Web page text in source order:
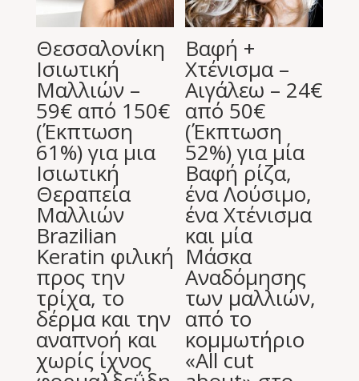
Θεσσαλονίκη
Ισιωτική
Μαλλιών –
59€ από 150€
(Έκπτωση
61%) για μια
Ισιωτική
Θεραπεία
Μαλλιών
Brazilian
Keratin φιλική
προς την
τρίχα, το
δέρμα και την
αναπνοή και
χωρίς ίχνος
Βαφή +
Χτένισμα –
Αιγάλεω – 24€
από 50€
(Έκπτωση
52%) για μία
Βαφή ρίζα,
ένα Λούσιμο,
ένα Χτένισμα
και μία
Μάσκα
Αναδόμησης
των μαλλιών,
από το
κομμωτήριο
«All cut